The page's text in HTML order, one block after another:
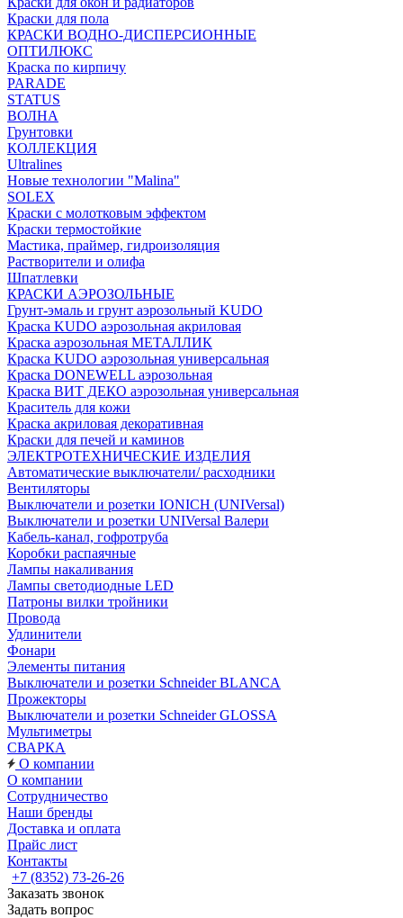
Краски для пола
КРАСКИ ВОДНО-ДИСПЕРСИОННЫЕ
ОПТИЛЮКС
Краска по кирпичу
PARADE
STATUS
ВОЛНА
Грунтовки
КОЛЛЕКЦИЯ
Ultralines
Новые технологии "Malina"
SOLEX
Краски с молотковым эффектом
Краски термостойкие
Мастика, праймер, гидроизоляция
Растворители и олифа
Шпатлевки
КРАСКИ АЭРОЗОЛЬНЫЕ
Грунт-эмаль и грунт аэрозольный KUDO
Краска KUDO аэрозольная акриловая
Краска аэрозольная МЕТАЛЛИК
Краска KUDO аэрозольная универсальная
Краска DONEWELL аэрозольная
Краска ВИТ ДЕКО аэрозольная универсальная
Краситель для кожи
Краска акриловая декоративная
Краски для печей и каминов
ЭЛЕКТРОТЕХНИЧЕСКИЕ ИЗДЕЛИЯ
Автоматические выключатели/ расходники
Вентиляторы
Выключатели и розетки IONICH (UNIVersal)
Выключатели и розетки UNIVersal Валери
Кабель-канал, гофротруба
Коробки распаячные
Лампы накаливания
Лампы светодиодные LED
Патроны вилки тройники
Провода
Удлинители
Фонари
Элементы питания
Выключатели и розетки Schneider BLANCA
Прожекторы
Выключатели и розетки Schneider GLOSSA
Мультиметры
СВАРКА
О компании
О компании
Сотрудничество
Наши бренды
Доставка и оплата
Прайс лист
Контакты
+7 (8352) 73-26-26
Заказать звонок
Задать вопрос